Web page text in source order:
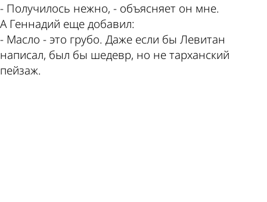
- Получилось нежно, - объясняет он мне.
А Геннадий еще добавил:
- Масло - это грубо. Даже если бы Левитан
написал, был бы шедевр, но не тарханский
пейзаж.